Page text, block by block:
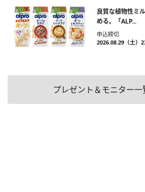
良質な植物性ミ
める。「ALP...
申込締切
2026.08.29（土）
プレゼント＆モニター一